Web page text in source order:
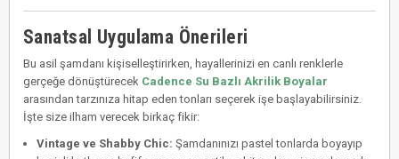
Sanatsal Uygulama Önerileri
Bu asil şamdanı kişiselleştirirken, hayallerinizi en canlı renklerle
gerçeğe dönüştürecek Cadence Su Bazlı Akrilik Boyalar
arasından tarzınıza hitap eden tonları seçerek işe başlayabilirsiniz.
İşte size ilham verecek birkaç fikir:
Vintage ve Shabby Chic: Şamdanınızı pastel tonlarda boyayıp